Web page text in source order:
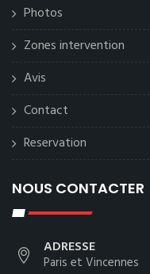
Photos
Zones intervention
Avis
Contact
Reservation
NOUS CONTACTER
ADRESSE
Paris et Vincennes